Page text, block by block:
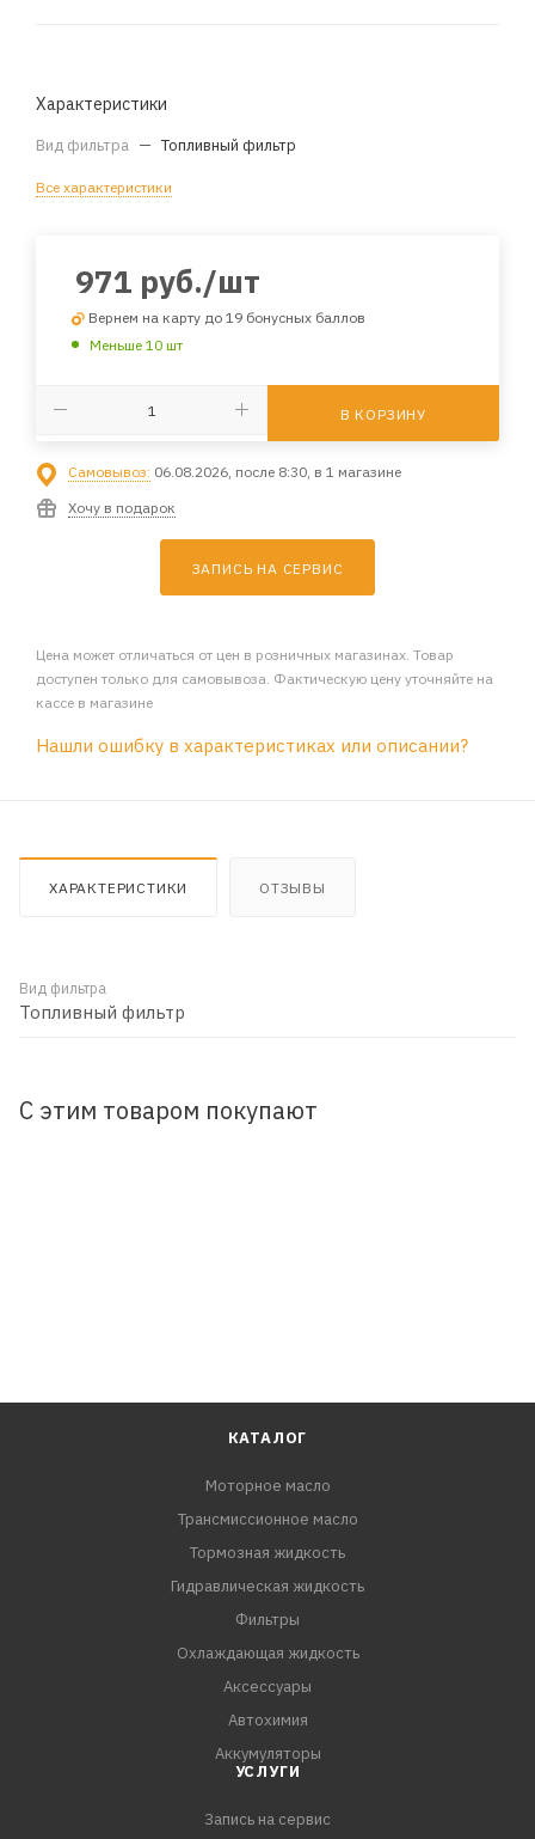
Характеристики
Вид фильтра — Топливный фильтр
Все характеристики
971 руб./шт
Вернем на карту до 19 бонусных баллов
Меньше 10 шт
В КОРЗИНУ
Самовывоз: 06.08.2026, после 8:30, в 1 магазине
Хочу в подарок
ЗАПИСЬ НА СЕРВИС
Цена может отличаться от цен в розничных магазинах. Товар
доступен только для самовывоза. Фактическую цену уточняйте на
кассе в магазине
Нашли ошибку в характеристиках или описании?
ХАРАКТЕРИСТИКИ ОТЗЫВЫ
Вид фильтра
Топливный фильтр
С этим товаром покупают
КАТАЛОГ
Моторное масло
Трансмиссионное масло
Тормозная жидкость
Гидравлическая жидкость
Фильтры
Охлаждающая жидкость
Аксессуары
Автохимия
Аккумуляторы
УСЛУГИ
Запись на сервис